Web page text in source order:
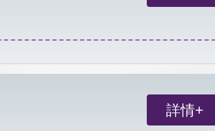
詳情+